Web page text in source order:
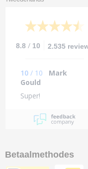
8.8 / 10 2.535
10 / 10
Mark
Gould
Super!
Betaalmethodes